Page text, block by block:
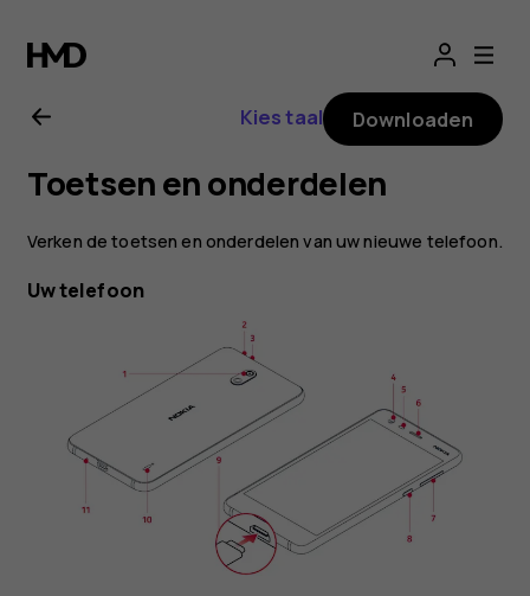
voor
de
Nokia
2
Kies taal Downloaden
Toetsen en onderdelen
Verken de toetsen en onderdelen van uw nieuwe telefoon.
Uw telefoon